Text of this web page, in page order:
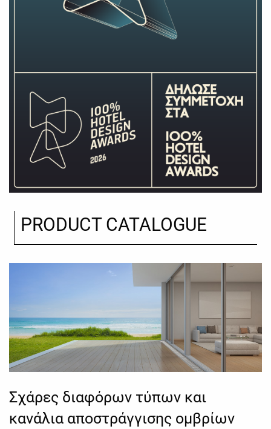
PRODUCT CATALOGUE
Σχάρες διαφόρων τύπων και
κανάλια αποστράγγισης ομβρίων